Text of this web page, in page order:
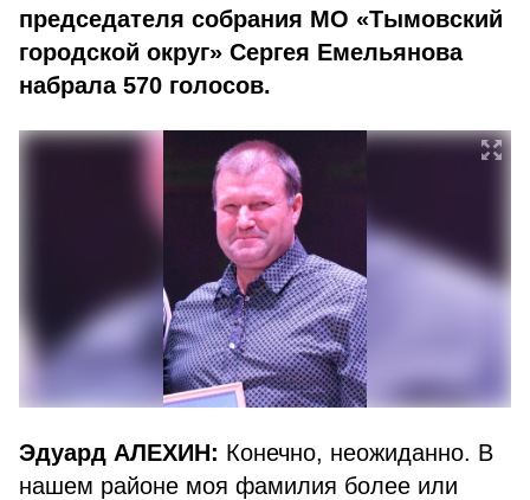
председателя собрания МО «Тымовский
городской округ» Сергея Емельянова
набрала 570 голосов.
Эдуард АЛЕХИН: Конечно, неожиданно. В
нашем районе моя фамилия более или